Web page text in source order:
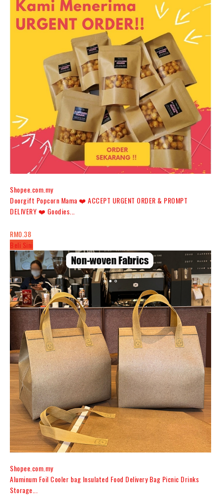
Shopee.com.my
Doorgift Popcorn Mama ❤️ ACCEPT URGENT ORDER & PROMPT
DELIVERY ❤️ Goodies...
RM0.38
Beli Sini
Shopee.com.my
Aluminum Foil Cooler bag Insulated Food Delivery Bag Picnic Drinks
Storage...